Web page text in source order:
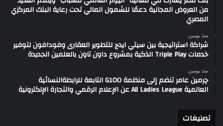
من العروض المجانية دعمًا للشمول المالي تحت رعاية البنك المركزي
المصري
منذ يومين
شراكة استراتيجية بين سيتي ايدج للتطوير العقارى وفودافون لتوفير
خدمات Triple Play الذكية بمشروع داون تاون بالعلمين الجديدة
منذ يومين
چرمين عامر تنضم إلى منظمة G100 التابعة للرابطةالنسائية
العالمية All Ladies League عن الإعلام الرقمي والتجارة الإلكترونية
تصنيغات